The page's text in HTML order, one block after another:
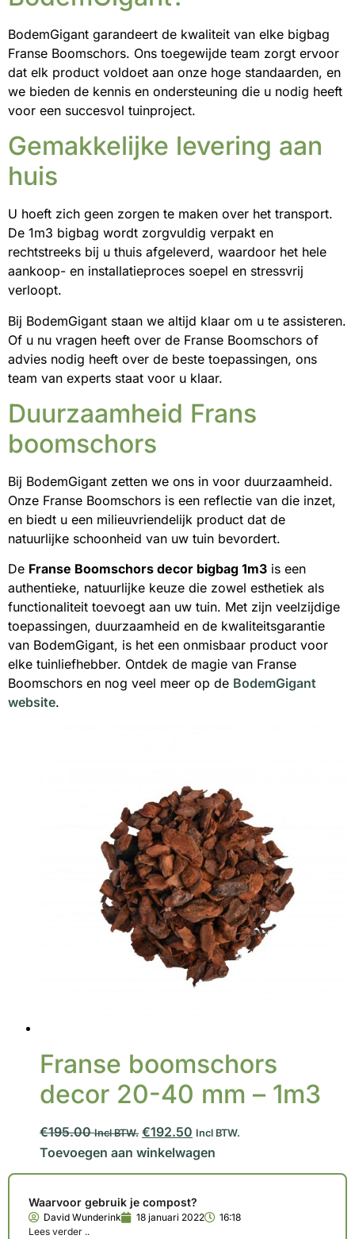
BodemGigant garandeert de kwaliteit van elke bigbag
Franse Boomschors. Ons toegewijde team zorgt ervoor
dat elk product voldoet aan onze hoge standaarden, en
we bieden de kennis en ondersteuning die u nodig heeft
voor een succesvol tuinproject.
Gemakkelijke levering aan
huis
U hoeft zich geen zorgen te maken over het transport.
De 1m3 bigbag wordt zorgvuldig verpakt en
rechtstreeks bij u thuis afgeleverd, waardoor het hele
aankoop- en installatieproces soepel en stressvrij
verloopt.
Bij BodemGigant staan we altijd klaar om u te assisteren.
Of u nu vragen heeft over de Franse Boomschors of
advies nodig heeft over de beste toepassingen, ons
team van experts staat voor u klaar.
Duurzaamheid Frans
boomschors
Bij BodemGigant zetten we ons in voor duurzaamheid.
Onze Franse Boomschors is een reflectie van die inzet,
en biedt u een milieuvriendelijk product dat de
natuurlijke schoonheid van uw tuin bevordert.
De Franse Boomschors decor bigbag 1m3 is een
authentieke, natuurlijke keuze die zowel esthetiek als
functionaliteit toevoegt aan uw tuin. Met zijn veelzijdige
toepassingen, duurzaamheid en de kwaliteitsgarantie
van BodemGigant, is het een onmisbaar product voor
elke tuinliefhebber. Ontdek de magie van Franse
Boomschors en nog veel meer op de BodemGigant
website.
Franse boomschors
decor 20-40 mm – 1m3
€195.00 Incl BTW. €192.50 Incl BTW.
Toevoegen aan winkelwagen
Waarvoor gebruik je compost?
David Wunderink 18 januari 2022
16:18
Lees verder ..